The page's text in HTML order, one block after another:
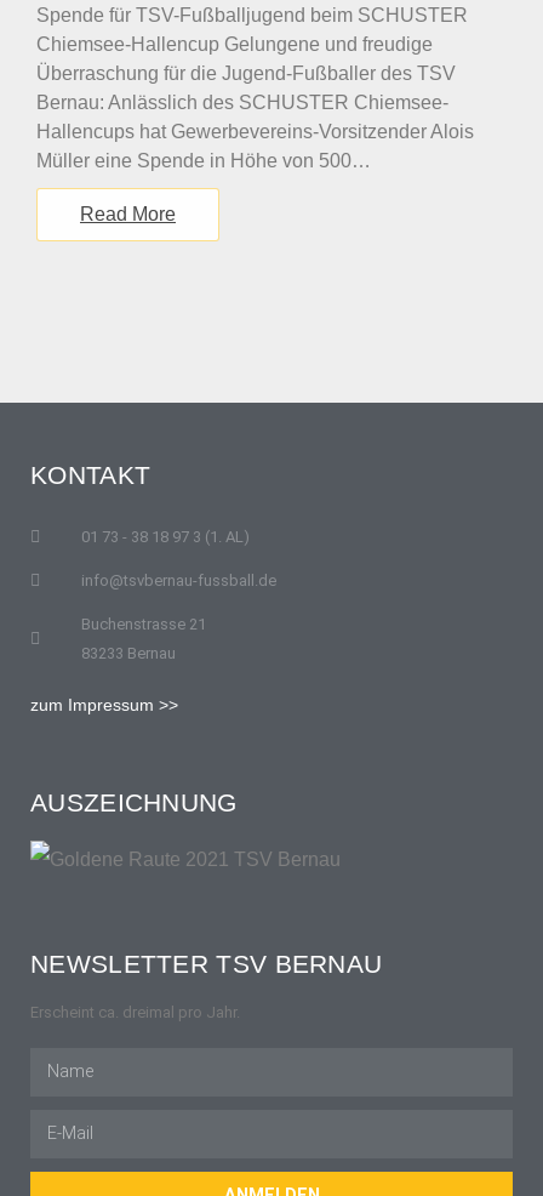
Spende für TSV-Fußballjugend beim SCHUSTER
Chiemsee-Hallencup Gelungene und freudige
Überraschung für die Jugend-Fußballer des TSV
Bernau: Anlässlich des SCHUSTER Chiemsee-
Hallencups hat Gewerbevereins-Vorsitzender Alois
Müller eine Spende in Höhe von 500…
Read More
KONTAKT
01 73 - 38 18 97 3 (1. AL)
info@tsvbernau-fussball.de
Buchenstrasse 21
83233 Bernau
zum Impressum >>
AUSZEICHNUNG
NEWSLETTER TSV BERNAU
Erscheint ca. dreimal pro Jahr.